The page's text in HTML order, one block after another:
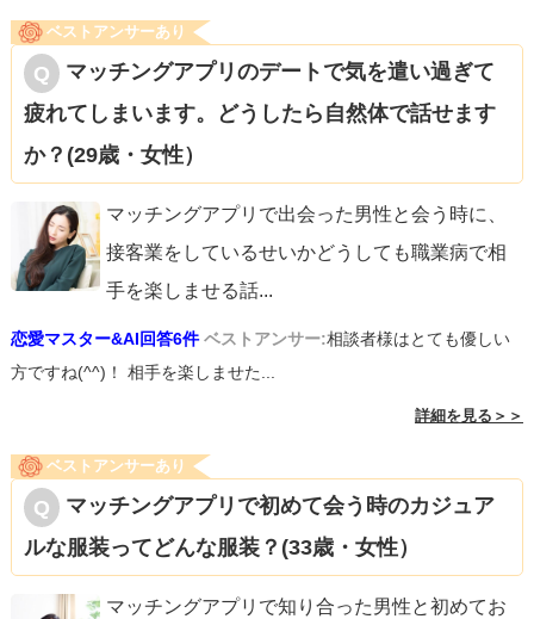
ベストアンサーあり
マッチングアプリのデートで気を遣い過ぎて
疲れてしまいます。どうしたら自然体で話せます
か？(29歳・女性）
マッチングアプリで出会った男性と会う時に、
接客業をしているせいかどうしても職業病で相
手を楽しませる話...
恋愛マスター&AI回答6件 ベストアンサー:相談者様はとても優しい
方ですね(^^)！ 相手を楽しませた...
詳細を見る＞＞
ベストアンサーあり
マッチングアプリで初めて会う時のカジュア
ルな服装ってどんな服装？(33歳・女性）
マッチングアプリで知り合った男性と初めてお